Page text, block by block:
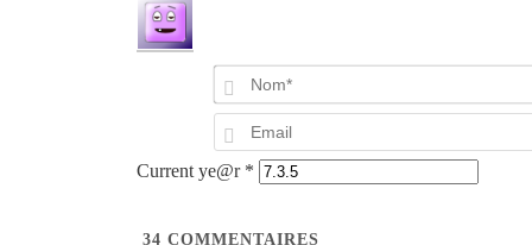
Current ye@r *
34 COMMENTAIRES